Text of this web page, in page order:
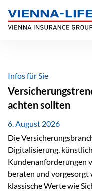
Inhalt
springen
Infos für Sie
achten sollten
6. August 2026
Die
Digitalisierung,
Kundenanforderungen
beraten und vorgesorgt
klassische Werte wie